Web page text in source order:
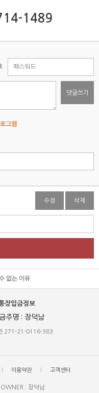
1489
댓글쓰기
그램
수정 삭제
없는 이유
장입금정보
주명 : 장덕남
271-21-0116-383
이용약관 고객센터
: 장덕남